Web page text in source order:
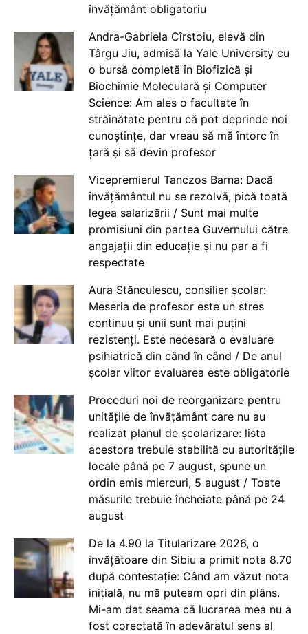
învățământ obligatoriu
Andra-Gabriela Cîrstoiu, elevă din
Târgu Jiu, admisă la Yale University cu
o bursă completă în Biofizică și
Biochimie Moleculară și Computer
Science: Am ales o facultate în
străinătate pentru că pot deprinde noi
cunoștințe, dar vreau să mă întorc în
țară și să devin profesor
Vicepremierul Tanczos Barna: Dacă
învățământul nu se rezolvă, pică toată
legea salarizării / Sunt mai multe
promisiuni din partea Guvernului către
angajații din educație și nu par a fi
respectate
Aura Stănculescu, consilier școlar:
Meseria de profesor este un stres
continuu și unii sunt mai puțini
rezistenți. Este necesară o evaluare
psihiatrică din când în când / De anul
școlar viitor evaluarea este obligatorie
Proceduri noi de reorganizare pentru
unitățile de învățământ care nu au
realizat planul de școlarizare: lista
acestora trebuie stabilită cu autoritățile
locale până pe 7 august, spune un
ordin emis miercuri, 5 august / Toate
măsurile trebuie încheiate până pe 24
august
De la 4.90 la Titularizare 2026, o
învățătoare din Sibiu a primit nota 8.70
după contestație: Când am văzut nota
inițială, nu mă puteam opri din plâns.
Mi-am dat seama că lucrarea mea nu a
fost corectată în adevăratul sens al